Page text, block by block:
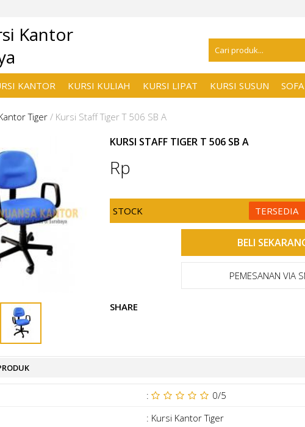
Kantor
KANTOR KURSI KULIAH KURSI LIPAT KURSI SUSUN
Tiger/ Kursi Staff Tiger T 506 SB A
KURSI STAFF TIGER T 506 SB A
Rp
STOCK TERSEDIA
PEMESANAN VIA
SHARE
: 0/5
: Kursi Kantor Tiger